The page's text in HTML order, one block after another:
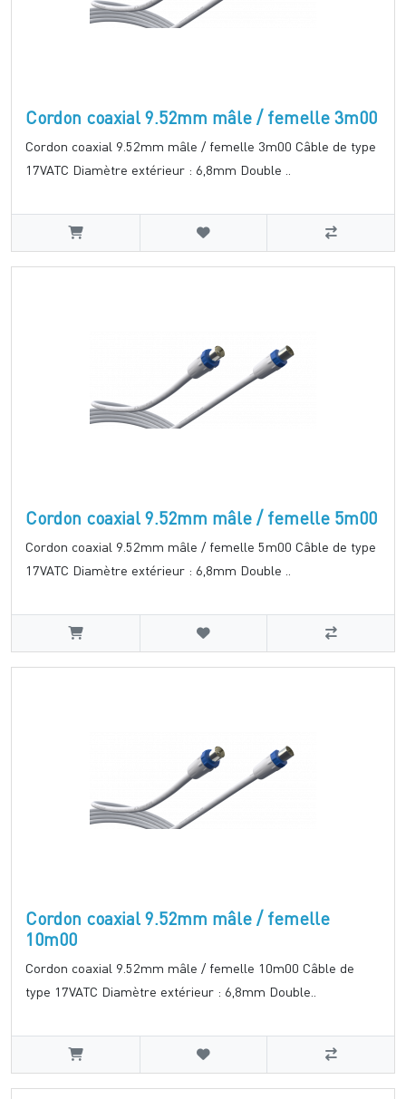
Cordon coaxial 9.52mm mâle / femelle 3m00
Cordon coaxial 9.52mm mâle / femelle 3m00 Câble de type
17VATC Diamètre extérieur : 6,8mm Double ..
Cordon coaxial 9.52mm mâle / femelle 5m00
Cordon coaxial 9.52mm mâle / femelle 5m00 Câble de type
17VATC Diamètre extérieur : 6,8mm Double ..
Cordon coaxial 9.52mm mâle / femelle
10m00
Cordon coaxial 9.52mm mâle / femelle 10m00 Câble de
type 17VATC Diamètre extérieur : 6,8mm Double..